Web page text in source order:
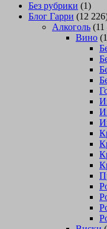
Без рубрики (1)
Блог Гарри (12
Алкоголь (11
Вино